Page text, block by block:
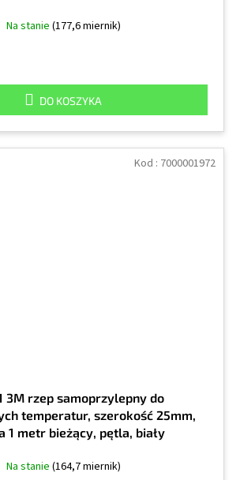
Na stanie (177,6 miernik)
DO KOSZYKA
3M rzep samoprzylepny do
temperatur, szerokość 25mm,
1 metr bieżący, pętla, biały
Na stanie (164,7 miernik)
Kod : 7000001972